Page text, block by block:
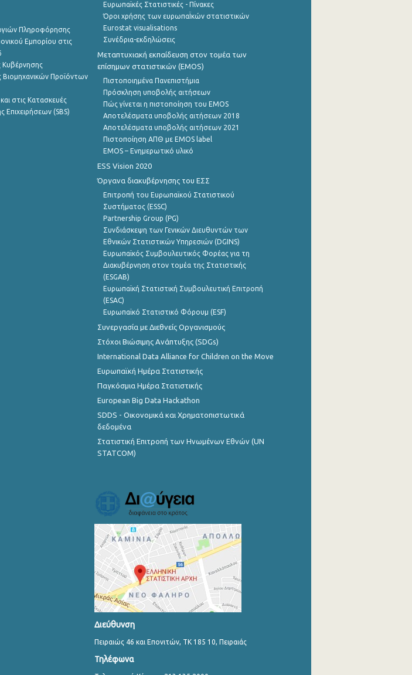
Πληροφόρησης
Εμπορίου στις
Κυβέρνησης
Προϊόντων
στις Κατασκευές
Επιχειρήσεων (SBS)
Ευρωπαϊκές Στατιστικές - Πίνακες
Όροι χρήσης των ευρωπαΪκών στατιστικών
Eurostat visualisations
Συνέδρια-εκδηλώσεις
Μεταπτυχιακή εκπαίδευση στον τομέα των
επίσημων στατιστικών (EMOS)
Πιστοποιημένα Πανεπιστήμια
Πρόσκληση υποβολής αιτήσεων
Πώς γίνεται η πιστοποίηση του EMOS
Αποτελέσματα υποβολής αιτήσεων 2018
Αποτελέσματα υποβολής αιτήσεων 2021
Πιστοποίηση ΑΠΘ με EMOS label
EMOS – Ενημερωτικό υλικό
ESS Vision 2020
Όργανα διακυβέρνησης του ΕΣΣ
Επιτροπή του Ευρωπαϊκού Στατιστικού
Συστήματος (ESSC)
Partnership Group (PG)
Συνδιάσκεψη των Γενικών Διευθυντών των
Εθνικών Στατιστικών Υπηρεσιών (DGINS)
Ευρωπαϊκός Συμβουλευτικός Φορέας για τη
Διακυβέρνηση στον τομέα της Στατιστικής
(ESGAB)
Ευρωπαϊκή Στατιστική Συμβουλευτική Επιτροπή
(ESAC)
Ευρωπαϊκό Στατιστικό Φόρουμ (ESF)
Συνεργασία με Διεθνείς Οργανισμούς
Στόχοι Βιώσιμης Ανάπτυξης (SDGs)
International Data Alliance for Children on the Move
Ευρωπαϊκή Ημέρα Στατιστικής
Παγκόσμια Ημέρα Στατιστικής
European Big Data Hackathon
SDDS - Οικονομικά και Χρηματοπιστωτικά
δεδομένα
Στατιστική Επιτροπή των Ηνωμένων Εθνών (UN
STATCOM)
Διεύθυνση
Πειραιώς 46 και Επονιτών, ΤΚ 185 10, Πειραιάς
Τηλέφωνα